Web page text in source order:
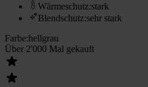
Wärmeschutz:stark
Blendschutz:sehr stark
Farbe:hellgrau
Über 2'000 Mal gekauft